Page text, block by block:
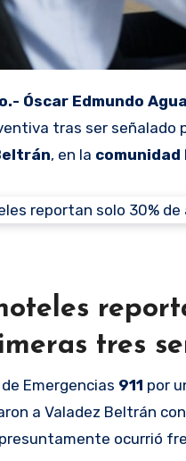
Óscar Edmundo
tras ser
, en la comunidad
tres
Emergencias 911 por
a Valadez Beltrán
ocurrió